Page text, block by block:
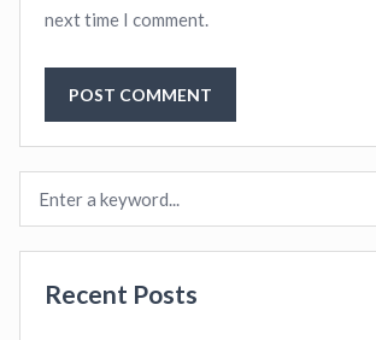
next time I comment.
Recent Posts